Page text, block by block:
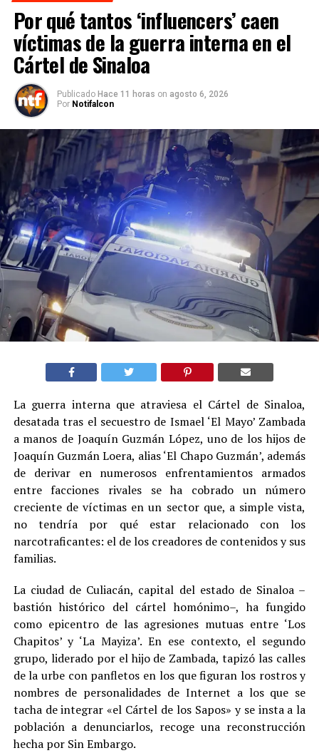
Por qué tantos ‘influencers’ caen
víctimas de la guerra interna en el
Cártel de Sinaloa
Publicado Hace 11 horas on agosto 6, 2026
Por Notifalcon
La guerra interna que atraviesa el Cártel de Sinaloa,
desatada tras el secuestro de Ismael ‘El Mayo’ Zambada
a manos de Joaquín Guzmán López, uno de los hijos de
Joaquín Guzmán Loera, alias ‘El Chapo Guzmán’, además
de derivar en numerosos enfrentamientos armados
entre facciones rivales se ha cobrado un número
creciente de víctimas en un sector que, a simple vista,
no tendría por qué estar relacionado con los
narcotraficantes: el de los creadores de contenidos y sus
familias.
La ciudad de Culiacán, capital del estado de Sinaloa –
bastión histórico del cártel homónimo–, ha fungido
como epicentro de las agresiones mutuas entre ‘Los
Chapitos’ y ‘La Mayiza’. En ese contexto, el segundo
grupo, liderado por el hijo de Zambada, tapizó las calles
de la urbe con panfletos en los que figuran los rostros y
nombres de personalidades de Internet a los que se
tacha de integrar «el Cártel de los Sapos» y se insta a la
población a denunciarlos, recoge una reconstrucción
hecha por Sin Embargo.